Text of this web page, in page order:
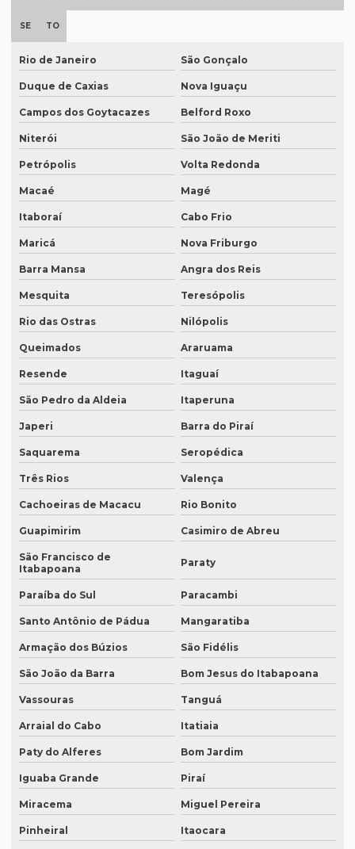
Empresa de degravação de vídeo em BH
Empresa de degravação de vídeo em campinas
Empresa de degravação whatsapp
Empresa de degravação whatsapp em curitiba
Empresa de legendagem
Empresa de legendagem de filmes
Empresa de legendagem de filmes em sp
Empresa de legendagem em inglês
Empresa de legendagem de vídeos em espanhol
Empresa que apostila tradução juramentada
Empresa que apostila tradução juramentada em campinas
Empresa que apostila tradução juramentada em porto alegre
Empresa que faz tradução juramentada
Empresa que faz tradução simultânea
Empresa que faz tradução simultânea em curitiba
Empresa que faz tradução simultânea em recife
Empresa que traduz artigos científicos
Empresa que traduz artigos científicos em brasília
Empresa que traduz artigos científicos em sp
Empresa que traduz textos jurídicos
Empresa que traduz textos jurídicos em campinas
Empresa que traduz textos jurídicos em fortaleza
Empresa que transcreve áudios
Empresa que transcreve áudios em porto alegre
Empresa de revisão de textos em espanhol
Empresa de revisão de textos em francês
Empresa de revisão de textos em português
SE TO
Rio de Janeiro São Gonçalo
Duque de Caxias Nova Iguaçu
Campos dos Goytacazes Belford Roxo
Niterói São João de Meriti
Petrópolis Volta Redonda
Macaé Magé
Itaboraí Cabo Frio
Maricá Nova Friburgo
Barra Mansa Angra dos Reis
Mesquita Teresópolis
Rio das Ostras Nilópolis
Queimados Araruama
Resende Itaguaí
São Pedro da Aldeia Itaperuna
Japeri Barra do Piraí
Saquarema Seropédica
Três Rios Valença
Cachoeiras de Macacu Rio Bonito
Guapimirim Casimiro de Abreu
São Francisco de
Itabapoana
Paraty
Paraíba do Sul Paracambi
Santo Antônio de Pádua Mangaratiba
Armação dos Búzios São Fidélis
São João da Barra Bom Jesus do Itabapoana
Vassouras Tanguá
Arraial do Cabo Itatiaia
Paty do Alferes Bom Jardim
Iguaba Grande Piraí
Miracema Miguel Pereira
Pinheiral Itaocara